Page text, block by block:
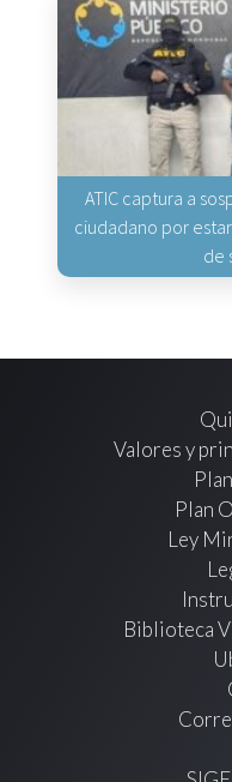
ATIC captura a
ciudadano por
de
Valores y
Plan
Ley
Biblioteca